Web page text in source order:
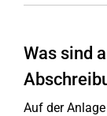
Was sind
Auf der